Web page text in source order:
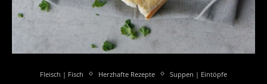
Fleisch | Fisch Herzhafte Rezepte Suppen | Eintöpfe